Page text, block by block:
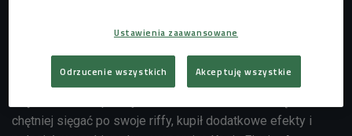
"Zdecydowanej mniejszości" występują w zdecydowanej
chętniej sięgać po swoje riffy, kupił dodatkowe efekty i
Ustawienia zaawansowane
Odrzucenie wszystkich Akceptuję wszystkie